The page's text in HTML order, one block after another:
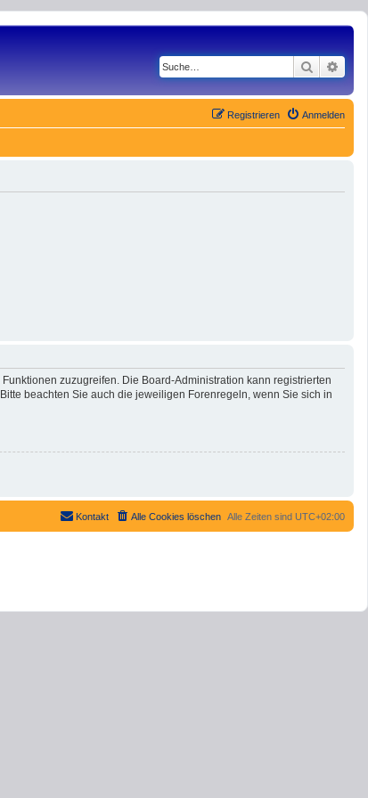
Suche
Anmelden
Registrieren
zuzugreifen. Die Board-Administration kann registrierten
beachten Sie auch die jeweiligen Forenregeln, wenn Sie sich in
Alle Zeiten sind UTC+02:00
Alle Cookies löschen
Kontakt